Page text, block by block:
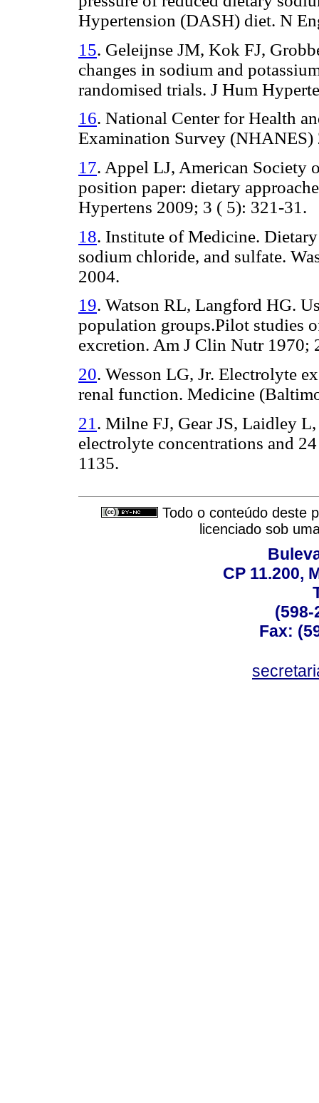
Hypertension (DASH) diet. N
15. Geleijnse JM, Kok FJ,
changes in sodium and
randomised trials. J Hum
16. National Center for Health
Examination Survey
17. Appel LJ, American Society
position paper: dietary
Hypertens 2009; 3 ( 5): 321-31.
18. Institute of Medicine.
sodium chloride, and sulfate.
2004.
19. Watson RL, Langford HG.
population groups.Pilot studies
excretion. Am J Clin Nutr 1970;
20. Wesson LG, Jr. Electrolyte
renal function. Medicine
21 . Milne FJ, Gear JS, Laidley
electrolyte concentrations and
1135.
Todo o conteúdo deste
licenciado sob
CP 11.200,
(598-
Fax: